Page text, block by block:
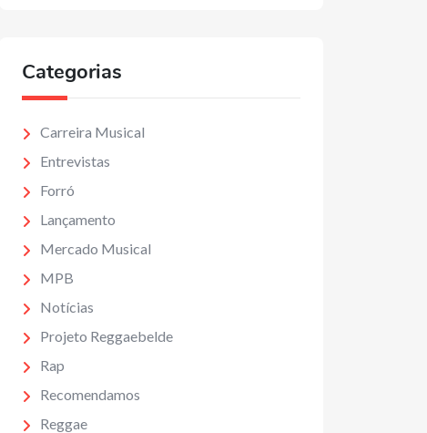
Categorias
Carreira Musical
Entrevistas
Forró
Lançamento
Mercado Musical
MPB
Notícias
Projeto Reggaebelde
Rap
Recomendamos
Reggae